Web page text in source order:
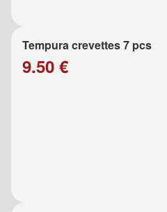
Tempura crevettes 7 pcs
9.50 €